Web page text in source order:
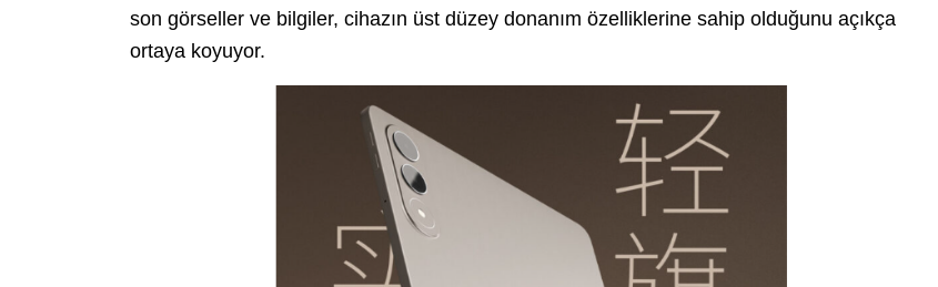
son görseller ve bilgiler, cihazın üst düzey donanım özelliklerine sahip olduğunu açıkça
ortaya koyuyor.